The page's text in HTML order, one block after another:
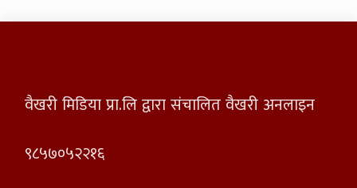
वैखरी मिडिया प्रा.लि द्वारा संचालित वैखरी अनलाइन
९८५७०५२२१६